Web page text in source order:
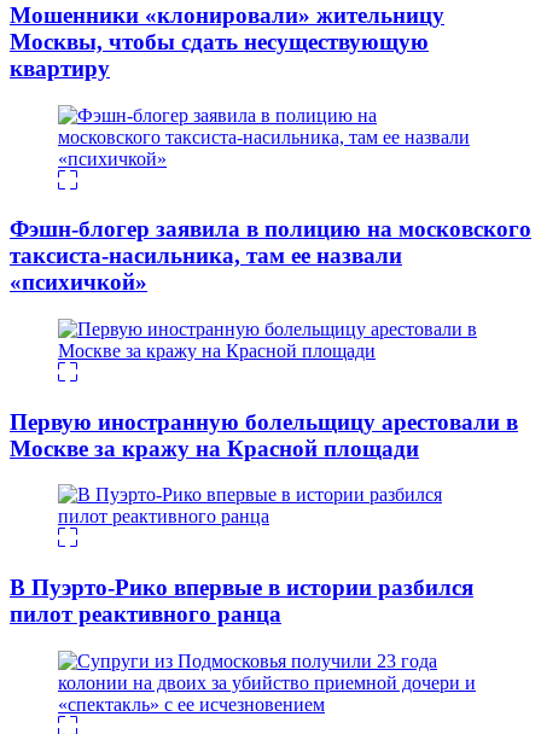
Мошенники «клонировали» жительницу
Москвы, чтобы сдать несуществующую
квартиру
Фэшн-блогер заявила в полицию на московского
таксиста-насильника, там ее назвали
«психичкой»
Первую иностранную болельщицу арестовали в
Москве за кражу на Красной площади
В Пуэрто-Рико впервые в истории разбился
пилот реактивного ранца